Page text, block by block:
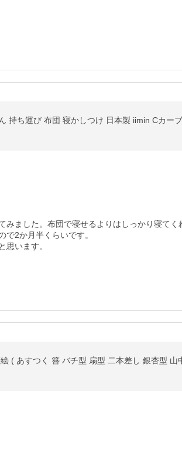
持ち運び 布団 寝かしつけ 日本製 iimin Cカー
ました。布団で寝せるよりはしっかり寝てく
2か月半くらいです。
思います。
( あすつく 簪 バチ型 扇型 二本差し 銀杏型